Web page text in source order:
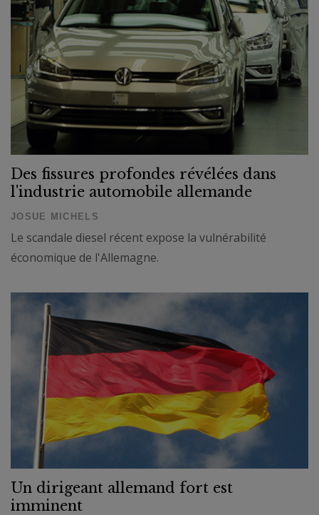
Des fissures profondes révélées dans
l'industrie automobile allemande
JOSUE MICHELS
Le scandale diesel récent expose la vulnérabilité
économique de l'Allemagne.
Un dirigeant allemand fort est
imminent